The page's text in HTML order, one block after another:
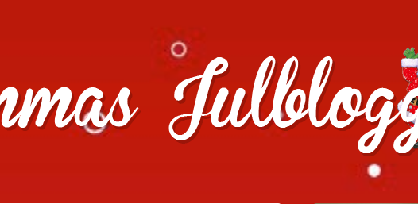
julklappstips, julkalendrar, adventskalendrar , julpyssel och julrecept!